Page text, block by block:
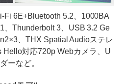
6E+Bluetooth 5.2、1000BA
、Thunderbolt 3、USB 3.2 Ge
、THX Spatial Audioステレ
Hello対応720p Webカメラ、U
ーなど。